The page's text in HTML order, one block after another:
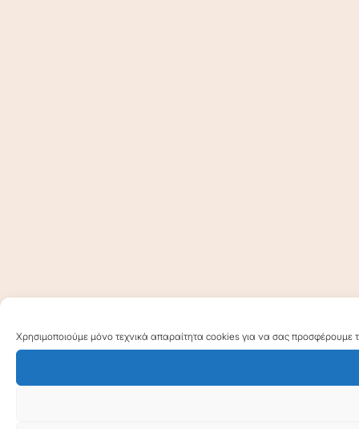
Χρησιμοποιούμε μόνο τεχνικά απαραίτητα cookies για να σας προσφέρουμε